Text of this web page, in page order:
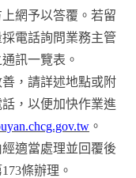
網予以答覆。若留
電話詢問業務主管
訊一覽表。
，請詳述地點或附
，以便加快作業進
。
適當處理並回覆後
條辦理。